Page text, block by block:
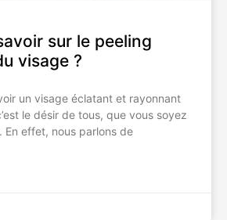
sur le peeling
visage ?
un visage éclatant et rayonnant
le désir de tous, que vous soyez
En effet, nous parlons de